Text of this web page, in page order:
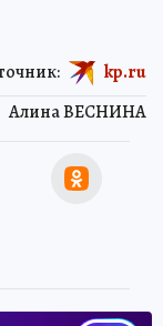
Алина ВЕСНИНА
kp.ru